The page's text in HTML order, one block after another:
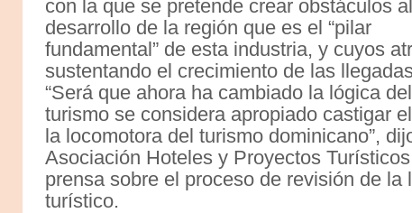
con la que se pretende crear obstáculos al
desarrollo de la región que es el “pilar
fundamental” de esta industria, y cuyos
sustentando el crecimiento de las
“Será que ahora ha cambiado la lógica
turismo se considera apropiado castigar
la locomotora del turismo dominicano”,
Asociación Hoteles y Proyectos
prensa sobre el proceso de revisión de
turístico.